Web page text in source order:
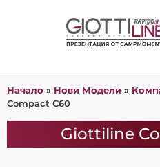
Начало » Нови Модели »
Compact C60
Giottiline